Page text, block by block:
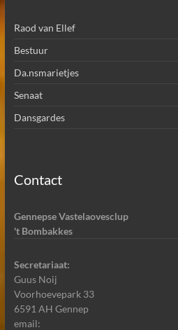
Raod van Ellef
Bestuur
Da.nsmarietjes
Senaat
Dansgardes
Contact
Gennepse Vastelaovesclup
't Bombakkes
Secretariaat:
Guus Noij
Voorhoevepark 33
6591 AH Gennep
email: